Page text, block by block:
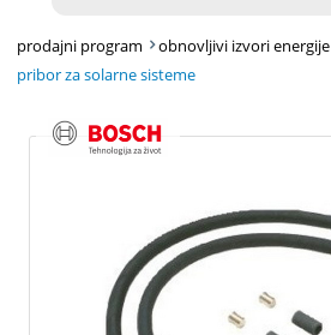
prodajni program
obnovljivi izvori energije
pribor za solarne sisteme